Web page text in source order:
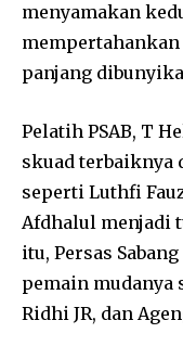
menyamakan
panjang
Pelatih PSAB, T
skuad terbaiknya
seperti Luthfi
Afdhalul menjadi
itu, Persas
pemain mudanya
Ridhi JR, dan